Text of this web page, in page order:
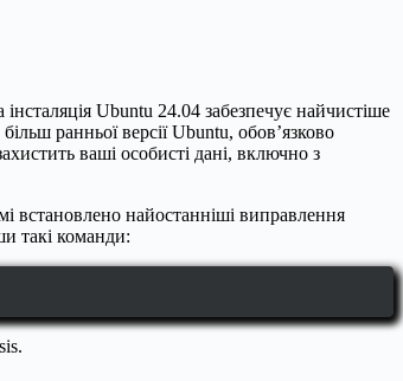
Ubuntu 24.04 забезпечує найчистіше
ранньої версії Ubuntu, обов’язково
ваші особисті дані, включно з
встановлено найостанніші виправлення
такі команди: